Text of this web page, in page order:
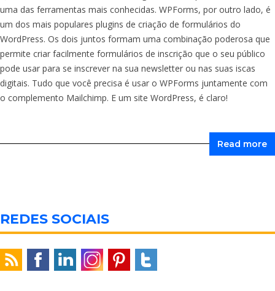
uma das ferramentas mais conhecidas. WPForms, por outro lado, é
um dos mais populares plugins de criação de formulários do
WordPress. Os dois juntos formam uma combinação poderosa que
permite criar facilmente formulários de inscrição que o seu público
pode usar para se inscrever na sua newsletter ou nas suas iscas
digitais. Tudo que você precisa é usar o WPForms juntamente com
o complemento Mailchimp. E um site WordPress, é claro!
Read more
REDES SOCIAIS